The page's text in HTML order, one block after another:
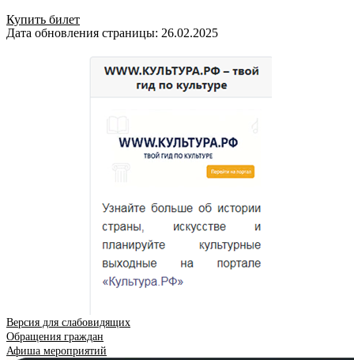
Купить билет
Дата обновления страницы: 26.02.2025
Версия для слабовидящих
Обращения граждан
Афиша мероприятий